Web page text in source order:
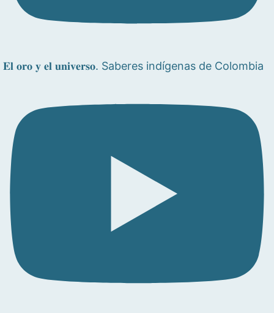
𝐄𝐥 𝐨𝐫𝐨 𝐲 𝐞𝐥 𝐮𝐧𝐢𝐯𝐞𝐫𝐬𝐨. Saberes indígenas de Colombia